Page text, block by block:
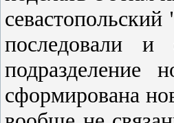
поcледовали и
подразделение
cформирована